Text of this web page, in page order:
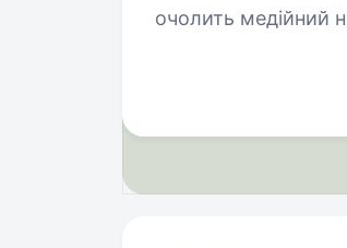
очолить медійний